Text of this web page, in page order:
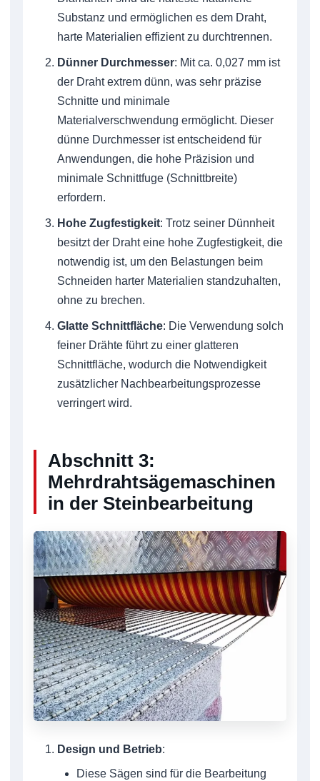
Substanz und ermöglichen es dem Draht,
harte Materialien effizient zu durchtrennen.
Dünner Durchmesser: Mit ca. 0,027 mm ist
der Draht extrem dünn, was sehr präzise
Schnitte und minimale
Materialverschwendung ermöglicht. Dieser
dünne Durchmesser ist entscheidend für
Anwendungen, die hohe Präzision und
minimale Schnittfuge (Schnittbreite)
erfordern.
Hohe Zugfestigkeit: Trotz seiner Dünnheit
besitzt der Draht eine hohe Zugfestigkeit, die
notwendig ist, um den Belastungen beim
Schneiden harter Materialien standzuhalten,
ohne zu brechen.
Glatte Schnittfläche: Die Verwendung solch
feiner Drähte führt zu einer glatteren
Schnittfläche, wodurch die Notwendigkeit
zusätzlicher Nachbearbeitungsprozesse
verringert wird.
Abschnitt 3:
Mehrdrahtsägemaschinen
in der Steinbearbeitung
Design und Betrieb:
Diese Sägen sind für die Bearbeitung